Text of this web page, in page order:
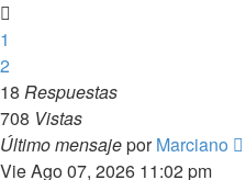
1
2
18 Respuestas
708 Vistas
Último mensajeporMarciano
Vie Ago 07, 2026 11:02 pm